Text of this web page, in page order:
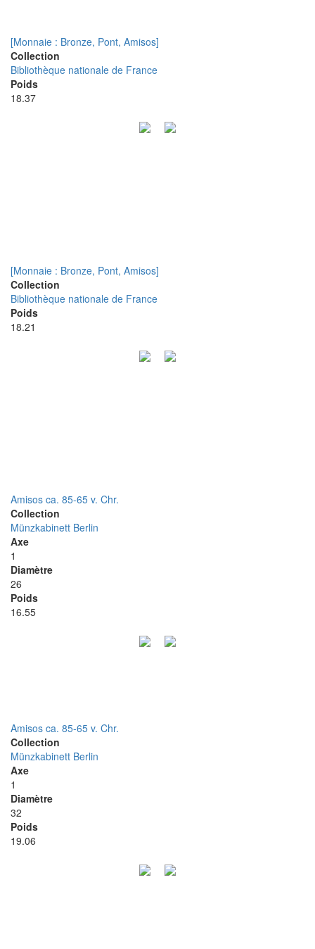
[Monnaie : Bronze, Pont, Amisos]
Collection
Bibliothèque nationale de France
Poids
18.37
[Monnaie : Bronze, Pont, Amisos]
Collection
Bibliothèque nationale de France
Poids
18.21
Amisos ca. 85-65 v. Chr.
Collection
Münzkabinett Berlin
Axe
1
Diamètre
26
Poids
16.55
Amisos ca. 85-65 v. Chr.
Collection
Münzkabinett Berlin
Axe
1
Diamètre
32
Poids
19.06